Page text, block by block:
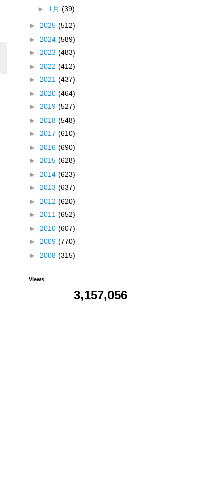
► 1月 (39)
► 2025 (512)
► 2024 (589)
► 2023 (483)
► 2022 (412)
► 2021 (437)
► 2020 (464)
► 2019 (527)
► 2018 (548)
► 2017 (610)
► 2016 (690)
► 2015 (628)
► 2014 (623)
► 2013 (637)
► 2012 (620)
► 2011 (652)
► 2010 (607)
► 2009 (770)
► 2008 (315)
Views
3,157,056